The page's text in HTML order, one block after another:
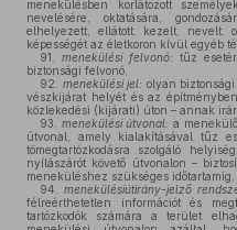
menekülésben korlátozott
nevelésére, oktatására,
elhelyezett, ellátott, kezelt, nevelt,
képességét az életkoron kívül egyéb
91.
menekülési felvonó: tűz
biztonsági felvonó,
92.
menekülési jel: olyan
vészkijárat helyét és az
közlekedési (kijárati) úton – annak
93.
menekülési útvonal: a
útvonal, amely kialakításával tűz
tömegtartózkodásra szolgáló
nyílászárót követő útvonalon –
meneküléshez szükséges időtartamig,
94.
menekülésiútirány-jelző
félreérthetetlen információt és
tartózkodók számára a terület